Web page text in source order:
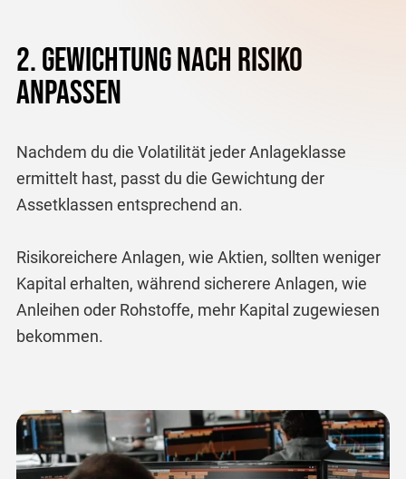
2. Gewichtung nach Risiko
anpassen
Nachdem du die Volatilität jeder Anlageklasse
ermittelt hast, passt du die Gewichtung der
Assetklassen entsprechend an.
Risikoreichere Anlagen, wie Aktien, sollten weniger
Kapital erhalten, während sicherere Anlagen, wie
Anleihen oder Rohstoffe, mehr Kapital zugewiesen
bekommen.